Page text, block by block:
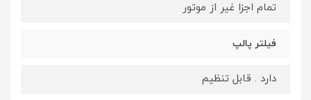
تمام اجزا غیر از موتور
فیلتر پالپ
دارد . قابل تنظیم